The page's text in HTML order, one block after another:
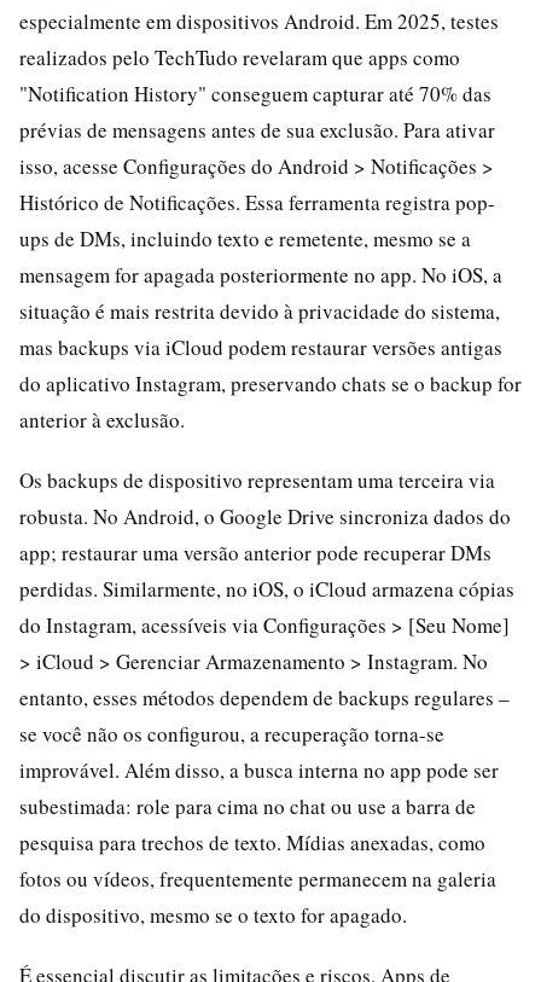
especialmente em dispositivos Android. Em 2025, testes
realizados pelo TechTudo revelaram que apps como
"Notification History" conseguem capturar até 70% das
prévias de mensagens antes de sua exclusão. Para ativar
isso, acesse Configurações do Android > Notificações >
Histórico de Notificações. Essa ferramenta registra pop-
ups de DMs, incluindo texto e remetente, mesmo se a
mensagem for apagada posteriormente no app. No iOS, a
situação é mais restrita devido à privacidade do sistema,
mas backups via iCloud podem restaurar versões antigas
do aplicativo Instagram, preservando chats se o backup for
anterior à exclusão.
Os backups de dispositivo representam uma terceira via
robusta. No Android, o Google Drive sincroniza dados do
app; restaurar uma versão anterior pode recuperar DMs
perdidas. Similarmente, no iOS, o iCloud armazena cópias
do Instagram, acessíveis via Configurações > [Seu Nome]
> iCloud > Gerenciar Armazenamento > Instagram. No
entanto, esses métodos dependem de backups regulares –
se você não os configurou, a recuperação torna-se
improvável. Além disso, a busca interna no app pode ser
subestimada: role para cima no chat ou use a barra de
pesquisa para trechos de texto. Mídias anexadas, como
fotos ou vídeos, frequentemente permanecem na galeria
do dispositivo, mesmo se o texto for apagado.
É essencial discutir as limitações e riscos. Apps de